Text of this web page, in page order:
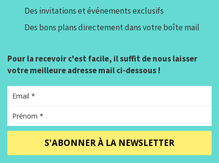
Des invitations et événements exclusifs
Des bons plans directement dans votre boîte mail
Pour la recevoir c'est facile, il suffit de nous laisser
votre meilleure adresse mail ci-dessous !
S'ABONNER À LA NEWSLETTER